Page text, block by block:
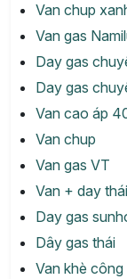
Van chup
Van gas
Day gas
Day gas
Van cao áp
Van chup
Van gas VT
Van + day
Day gas
Dây gas thái
Van khè công